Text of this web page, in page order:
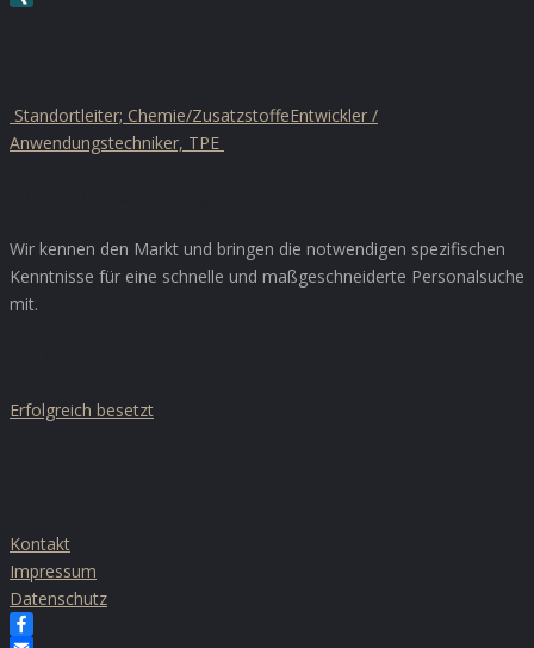
Standortleiter; Chemie/ZusatzstoffeEntwickler /
Anwendungstechniker, TPE
Wir kennen den Markt und bringen die notwendigen spezifischen
Kenntnisse für eine schnelle und maßgeschneiderte Personalsuche
mit.
Erfolgreich besetzt
Kontakt
Impressum
Datenschutz